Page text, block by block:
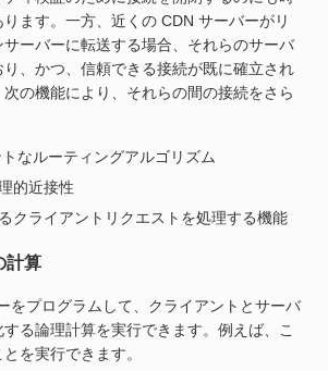
ます。一方、近くの CDN サーバーがリ
ーバーに転送する場合、それらのサーバ
、かつ、信頼できる接続が既に確立され
の機能により、それらの間の接続をさら
なルーティングアルゴリズム
的近接性
クライアントリクエストを処理する機能
計算
をプログラムして、クライアントとサーバ
る論理計算を実行できます。例えば、こ
を実行できます。